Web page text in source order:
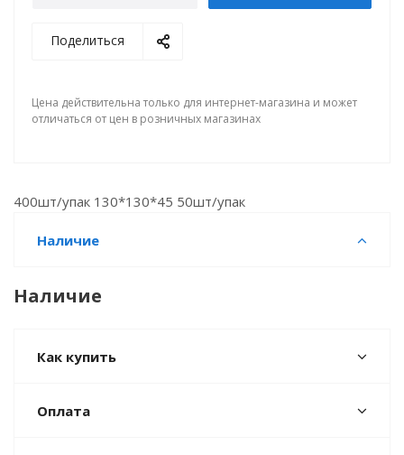
Поделиться
Цена действительна только для интернет-магазина и может
отличаться от цен в розничных магазинах
400шт/упак 130*130*45 50шт/упак
Наличие
Наличие
Как купить
Оплата